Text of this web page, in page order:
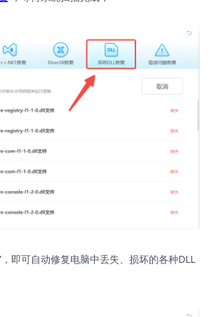
，即可自动修复电脑中丢失、损坏的各种DLL